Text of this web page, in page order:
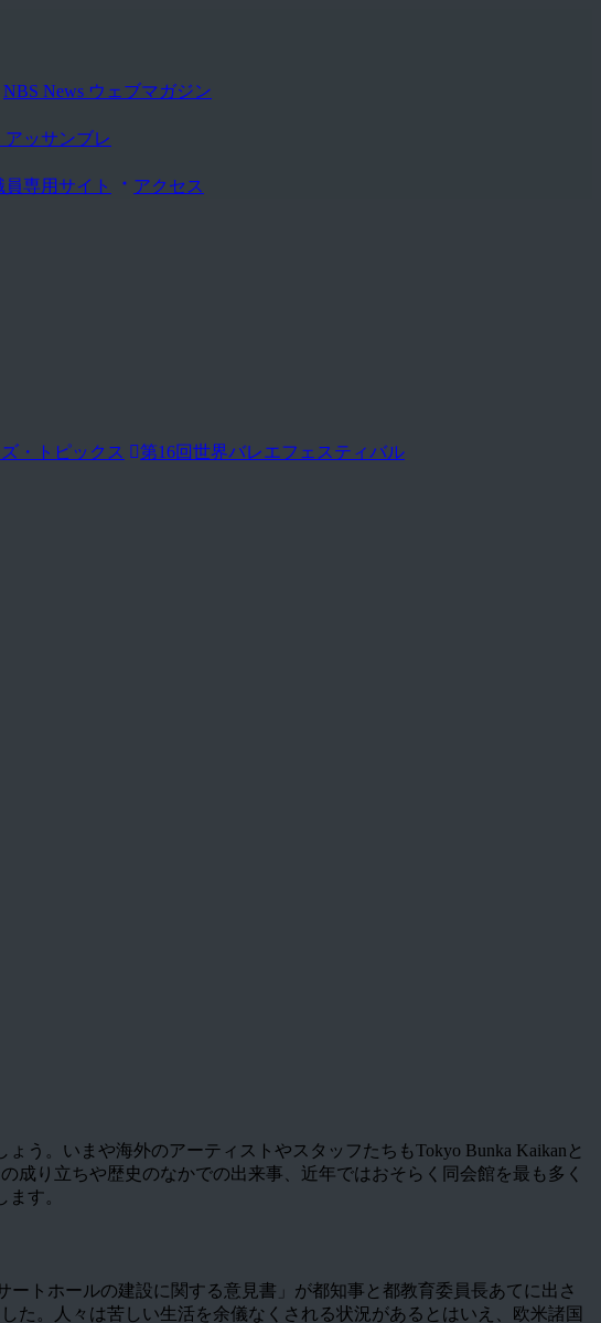
NBS News ウェブマガジン
アッサンブレ
員専用サイト アクセス
・トピックス
第16回世界バレエフェスティバル
う。いまや海外のアーティストやスタッフたちもTokyo Bunka Kaikanと
成り立ちや歴史のなかでの出来事、近年ではおそらく同会館を最も多く
す。
ートホールの建設に関する意見書」が都知事と都教育委員長あてに出さ
た。人々は苦しい生活を余儀なくされる状況があるとはいえ、欧米諸国